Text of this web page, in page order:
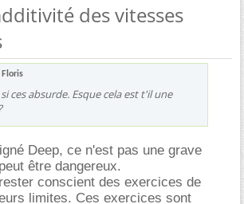
des vitesses
Floris
ces absurde. Esque cela est t'il une
Deep, ce n'est pas une grave
être dangereux.
conscient des exercices de
limites. Ces exercices sont